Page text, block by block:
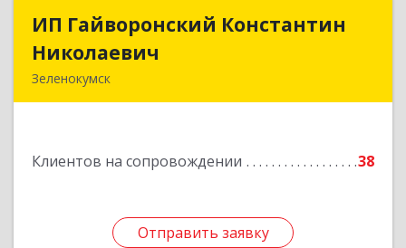
ИП Гайворонский Константин
Николаевич
Зеленокумск
Клиентов на сопровождении 38
Отправить заявку
ИП Гайворонский Константин
Подробнее
Отправить заявку